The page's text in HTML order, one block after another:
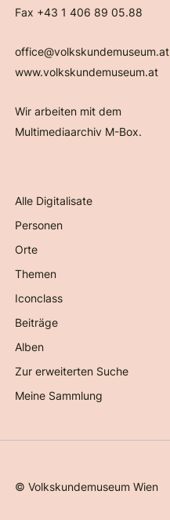
Fax +43 1 406 89 05.88
office@volkskundemuseum.at
www.volkskundemuseum.at
Wir arbeiten mit dem
Multimediaarchiv M-Box.
Alle Digitalisate
Personen
Orte
Themen
Iconclass
Beiträge
Alben
Zur erweiterten Suche
Meine Sammlung
©Volkskundemuseum Wien